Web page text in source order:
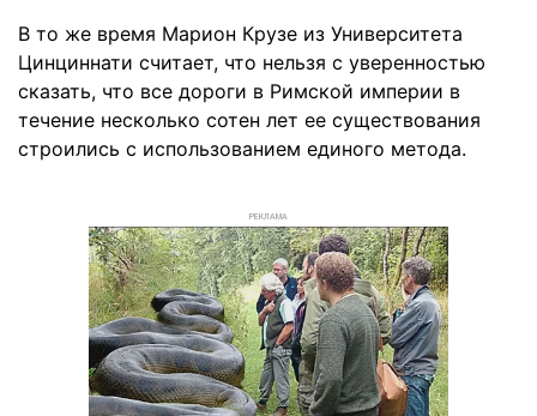
В то же время Марион Крузе из Университета
Цинциннати считает, что нельзя с уверенностью
сказать, что все дороги в Римской империи в
течение несколько сотен лет ее существования
строились с использованием единого метода.
РЕКЛАМА